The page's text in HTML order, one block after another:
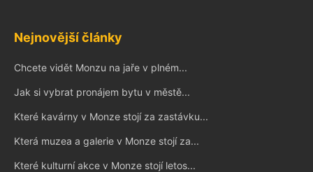
Nejnovější články
Chcete vidět Monzu na jaře v plném...
Jak si vybrat pronájem bytu v městě...
Které kavárny v Monze stojí za zastávku...
Která muzea a galerie v Monze stojí za...
Které kulturní akce v Monze stojí letos...